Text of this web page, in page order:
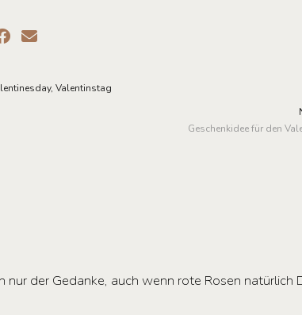
, Valentinstag
Geschenkidee für den
der Gedanke, auch wenn rote Rosen natürlich